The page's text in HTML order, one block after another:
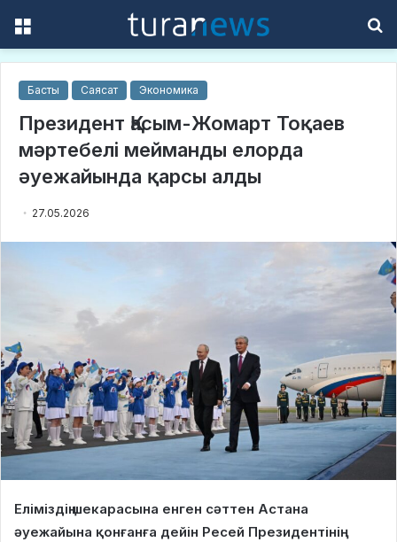
Басты Саясат Экономика
Президент Қасым-Жомарт Тоқаев
мәртебелі мейманды елорда
әуежайында қарсы алды
27.05.2026
Еліміздің шекарасына енген сәттен Астана
әуежайына қонғанға дейін Ресей Президентінің